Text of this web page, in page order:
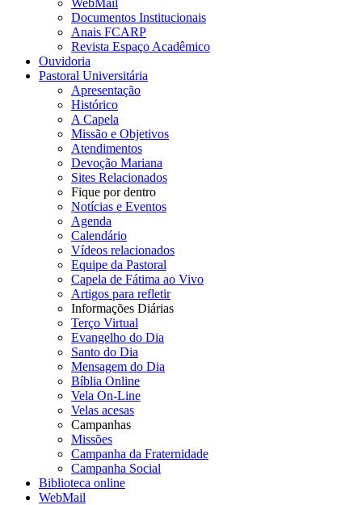
WebMail
Documentos Institucionais
Anais FCARP
Revista Espaço Acadêmico
Ouvidoria
Pastoral Universitária
Apresentação
Histórico
A Capela
Missão e Objetivos
Atendimentos
Devoção Mariana
Sites Relacionados
Fique por dentro
Notícias e Eventos
Agenda
Calendário
Vídeos relacionados
Equipe da Pastoral
Capela de Fátima ao Vivo
Artigos para refletir
Informações Diárias
Terço Virtual
Evangelho do Dia
Santo do Dia
Mensagem do Dia
Bíblia Online
Vela On-Line
Velas acesas
Campanhas
Missões
Campanha da Fraternidade
Campanha Social
Biblioteca online
WebMail